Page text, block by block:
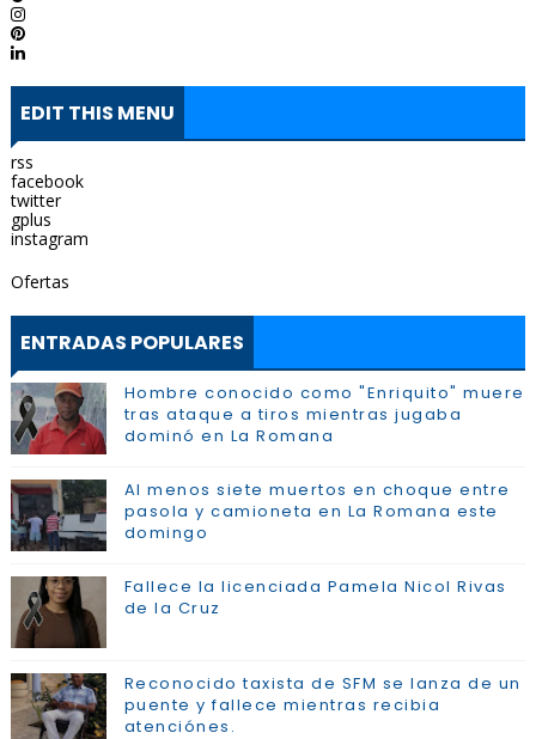
EDIT THIS MENU
rss
facebook
twitter
gplus
instagram
Ofertas
ENTRADAS POPULARES
Hombre conocido como "Enriquito" muere
tras ataque a tiros mientras jugaba
dominó en La Romana
Al menos siete muertos en choque entre
pasola y camioneta en La Romana este
domingo
Fallece la licenciada Pamela Nicol Rivas
de la Cruz
Reconocido taxista de SFM se lanza de un
puente y fallece mientras recibia
atenciónes.